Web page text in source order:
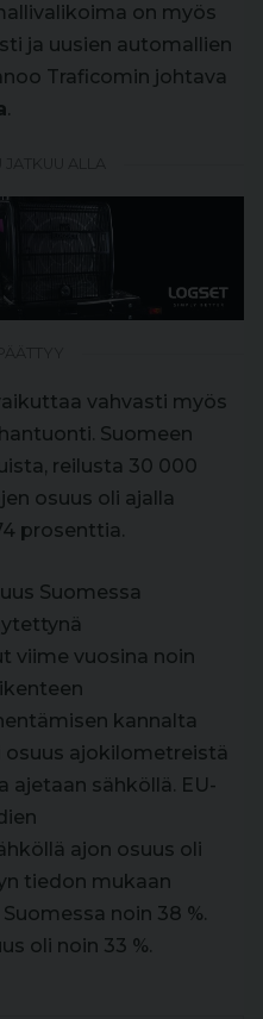
on myös
ja uusien automallien
Traficomin johtava
.
vahvasti myös
Suomeen
reilusta 30 000
osuus oli ajalla
prosenttia.
Suomessa
viime vuosina noin
kannalta
osuus ajokilometreistä
ajetaan sähköllä. EU-
ajon osuus oli
tiedon mukaan
noin 38 %.
oli noin 33 %.